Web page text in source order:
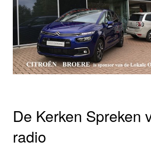
De Kerken Spreken
radio